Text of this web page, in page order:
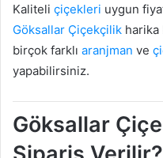
Kaliteli çiçekleri uygun
Göksallar Çiçekçilik
birçok farklı aranjman ve
yapabilirsiniz.
Göksallar